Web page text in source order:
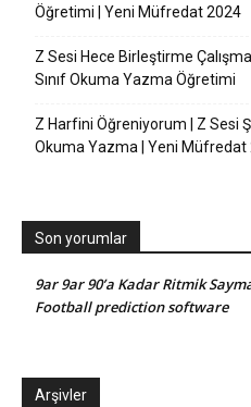
Öğretimi | Yeni Müfredat 2024
Z Sesi Hece Birleştirme
Sınıf Okuma Yazma Öğretimi
Z Harfini Öğreniyorum | Z Sesi
Okuma Yazma | Yeni Müfredat
Son yorumlar
9ar 9ar 90’a Kadar Ritmik
Football prediction software
Arşivler